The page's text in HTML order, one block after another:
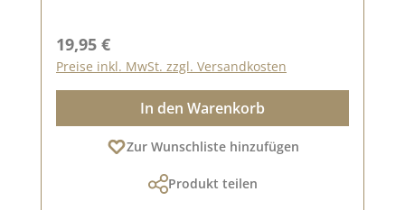
Regulärer Preis:
19,95 €
Preise inkl. MwSt. zzgl. Versandkosten
In den Warenkorb
Zur Wunschliste hinzufügen
Produkt teilen